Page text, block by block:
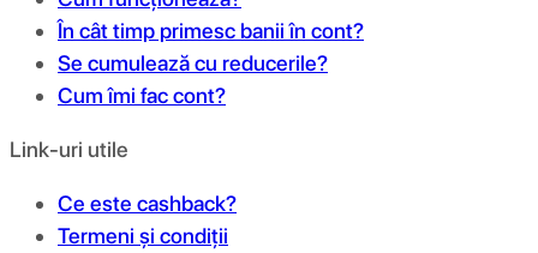
În cât timp primesc banii în cont?
Se cumulează cu reducerile?
Cum îmi fac cont?
Link-uri utile
Ce este cashback?
Termeni și condiții